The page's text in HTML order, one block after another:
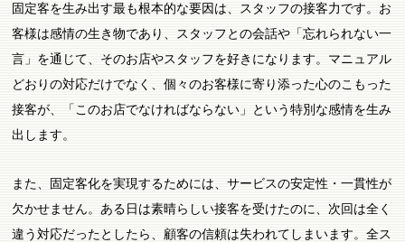
固定客を生み出す最も根本的な要因は、スタッフの接客力です。お
客様は感情の生き物であり、スタッフとの会話や「忘れられない一
言」を通じて、そのお店やスタッフを好きになります。マニュアル
どおりの対応だけでなく、個々のお客様に寄り添った心のこもった
接客が、「このお店でなければならない」という特別な感情を生み
出します。
また、固定客化を実現するためには、サービスの安定性・一貫性が
欠かせません。ある日は素晴らしい接客を受けたのに、次回は全く
違う対応だったとしたら、顧客の信頼は失われてしまいます。全ス